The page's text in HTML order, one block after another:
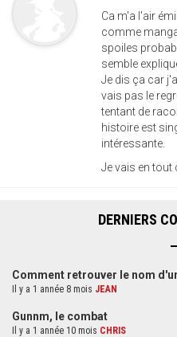
Ca m'a l'air
comme
spoiles
semble
Je dis ça car
vais pas le
tentant de
histoire est
intéressante.
Je vais en tout
DERNIERS
Comment retrouver le nom
Il y a 1 année 8 mois JEAN
Gunnm, le combat
Il y a 1 année 10 mois CHRIS